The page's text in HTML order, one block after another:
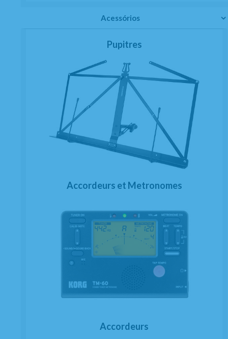
Acessórios
Pupitres
Accordeurs et Metronomes
Accordeurs